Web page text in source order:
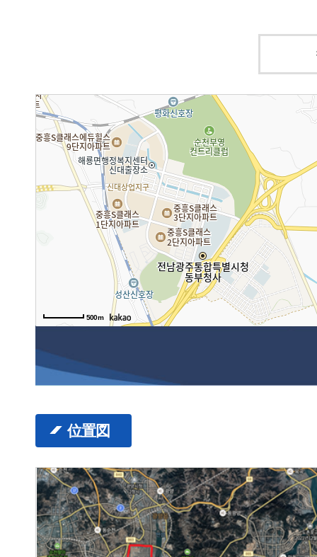
500m
位置図